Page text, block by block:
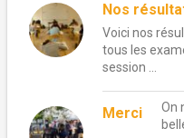
Nos
Voici nos
tous les
session …
Merci
On